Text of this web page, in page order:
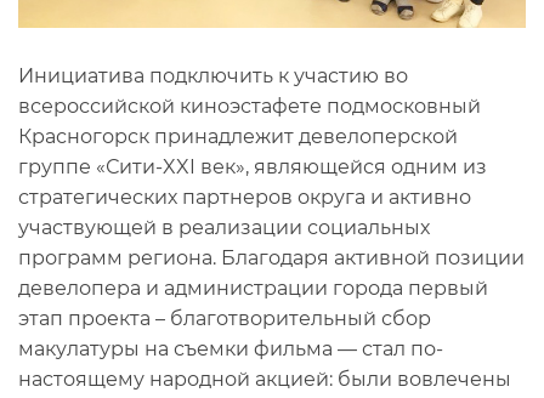
Инициатива подключить к участию во
всероссийской киноэстафете подмосковный
Красногорск принадлежит девелоперской
группе «Сити-XXI век», являющейся одним из
стратегических партнеров округа и активно
участвующей в реализации социальных
программ региона. Благодаря активной позиции
девелопера и администрации города первый
этап проекта – благотворительный сбор
макулатуры на съемки фильма — стал по-
настоящему народной акцией: были вовлечены